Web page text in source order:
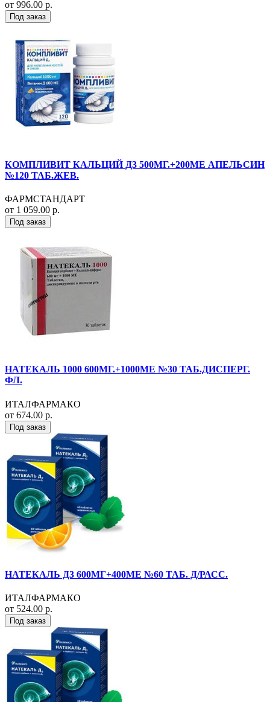
от 996.00 р.
Под заказ
КОМПЛИВИТ КАЛЬЦИЙ Д3 500МГ.+200МЕ АПЕЛЬСИН
№120 ТАБ.ЖЕВ.
ФАРМСТАНДАРТ
от 1 059.00 р.
Под заказ
НАТЕКАЛЬ 1000 600МГ.+1000МЕ №30 ТАБ.ДИСПЕРГ.
ФЛ.
ИТАЛФАРМАКО
от 674.00 р.
Под заказ
НАТЕКАЛЬ Д3 600МГ+400МЕ №60 ТАБ. Д/РАСС.
ИТАЛФАРМАКО
от 524.00 р.
Под заказ